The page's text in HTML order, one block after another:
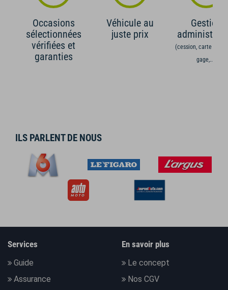
Occasions
sélectionnées
vérifiées et
garanties
Véhicule au
juste prix
Gestion
(cession, carte grise,
gage,...)
ILS PARLENT DE NOUS
Services
Guide
Assurance
En savoir plus
Le concept
Nos CGV